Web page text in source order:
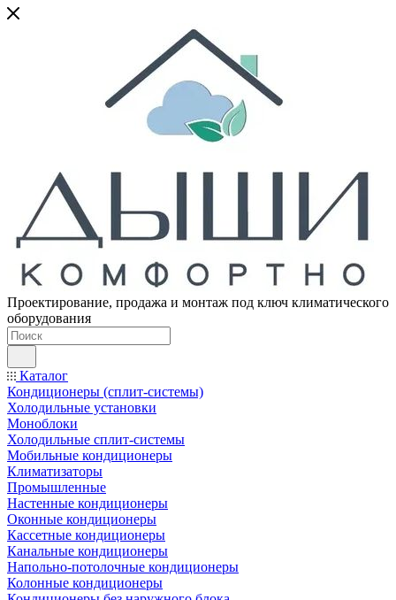
Проектирование, продажа и монтаж под ключ климатического
оборудования
Каталог
Кондиционеры (сплит-системы)
Холодильные установки
Моноблоки
Холодильные сплит-системы
Мобильные кондиционеры
Климатизаторы
Промышленные
Настенные кондиционеры
Оконные кондиционеры
Кассетные кондиционеры
Канальные кондиционеры
Напольно-потолочные кондиционеры
Колонные кондиционеры